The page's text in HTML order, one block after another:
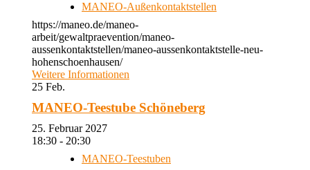
MANEO-Außenkontaktstellen
https://maneo.de/maneo-
arbeit/gewaltpraevention/maneo-
aussenkontaktstellen/maneo-aussenkontaktstelle-neu-
hohenschoenhausen/
Weitere Informationen
25 Feb.
MANEO-Teestube Schöneberg
25. Februar 2027
18:30 - 20:30
MANEO-Teestuben